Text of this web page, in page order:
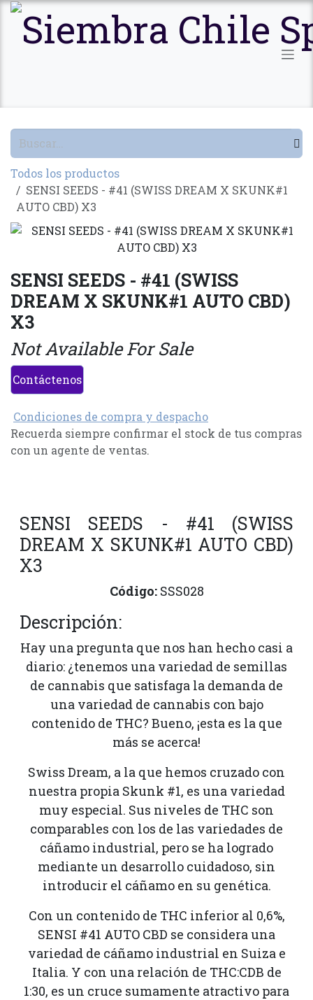
Ir al contenido
Todos los productos
SENSI SEEDS - #41 (SWISS DREAM X SKUNK#1
AUTO CBD) X3
SENSI SEEDS - #41 (SWISS
DREAM X SKUNK#1 AUTO CBD)
X3
Not Available For Sale
Contáctenos
Condiciones de compra y despacho
Recuerda siempre confirmar el stock de tus compras
con un agente de ventas.
SENSI SEEDS - #41 (SWISS
DREAM X SKUNK#1 AUTO CBD)
X3
Código:SSS028
Descripción:
Hay una pregunta que nos han hecho casi a
diario: ¿tenemos una variedad de semillas
de cannabis que satisfaga la demanda de
una variedad de cannabis con bajo
contenido de THC? Bueno, ¡esta es la que
más se acerca!
Swiss Dream, a la que hemos cruzado con
nuestra propia Skunk #1, es una variedad
muy especial. Sus niveles de THC son
comparables con los de las variedades de
cáñamo industrial, pero se ha logrado
mediante un desarrollo cuidadoso, sin
introducir el cáñamo en su genética.
Con un contenido de THC inferior al 0,6%,
SENSI #41 AUTO CBD se considera una
variedad de cáñamo industrial en Suiza e
Italia. Y con una relación de THC:CDB de
1:30, es un cruce sumamente atractivo para